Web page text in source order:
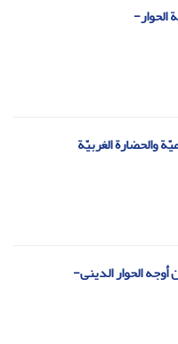
الحوار-
والحضارة الغربیّة
الحوار الدینی-